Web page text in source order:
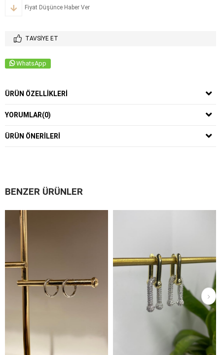
Fiyat Düşünce Haber Ver
TAVSIYE ET
WhatsApp
ÜRÜN ÖZELLIKLERI
YORUMLAR(0)
ÜRÜN ÖNERILERI
BENZER ÜRÜNLER